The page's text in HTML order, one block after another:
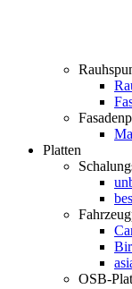
Platten
OSB-